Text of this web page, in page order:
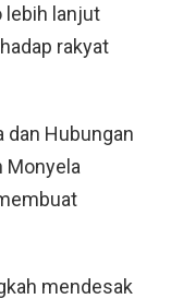
lebih lanjut
rakyat
dan Hubungan
Monyela
mendesak